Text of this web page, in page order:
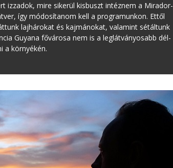
izzadok, mire sikerül kisbuszt intéznem a Mirador-
így módosítanom kell a programunkon. Ettől
lajhárokat és kajmánokat, valamint sétáltunk
Guyana fővárosa nem is a leglátványosabb dél-
a környékén.